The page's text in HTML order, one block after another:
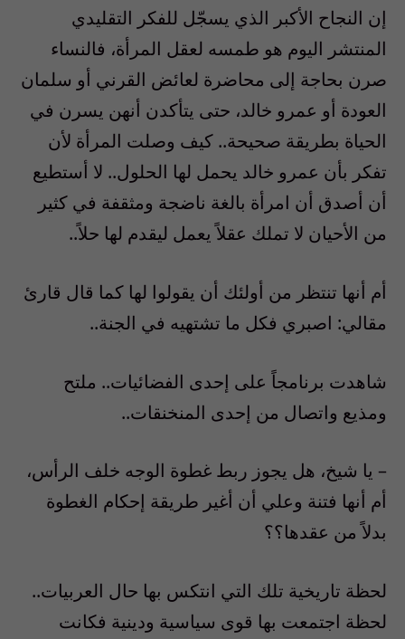
إن النجاح الأكبر الذي يسجّل للفكر التقليدي
المنتشر اليوم هو طمسه لعقل المرأة، فالنساء
صرن بحاجة إلى محاضرة لعائض القرني أو سلمان
العودة أو عمرو خالد، حتى يتأكدن أنهن يسرن في
الحياة بطريقة صحيحة.. كيف وصلت المرأة لأن
تفكر بأن عمرو خالد يحمل لها الحلول.. لا أستطيع
أن أصدق أن امرأة بالغة ناضجة ومثقفة في كثير
من الأحيان لا تملك عقلاً يعمل ليقدم لها حلاً..
أم أنها تنتظر من أولئك أن يقولوا لها كما قال قارئ
مقالي: اصبري فكل ما تشتهيه في الجنة..
شاهدت برنامجاً على إحدى الفضائيات.. ملتح
ومذيع واتصال من إحدى المنخنقات..
– يا شيخ، هل يجوز ربط غطوة الوجه خلف الرأس،
أم أنها فتنة وعلي أن أغير طريقة إحكام الغطوة
بدلاً من عقدها؟؟
لحظة تاريخية تلك التي انتكس بها حال العربيات..
لحظة اجتمعت بها قوى سياسية ودينية فكانت